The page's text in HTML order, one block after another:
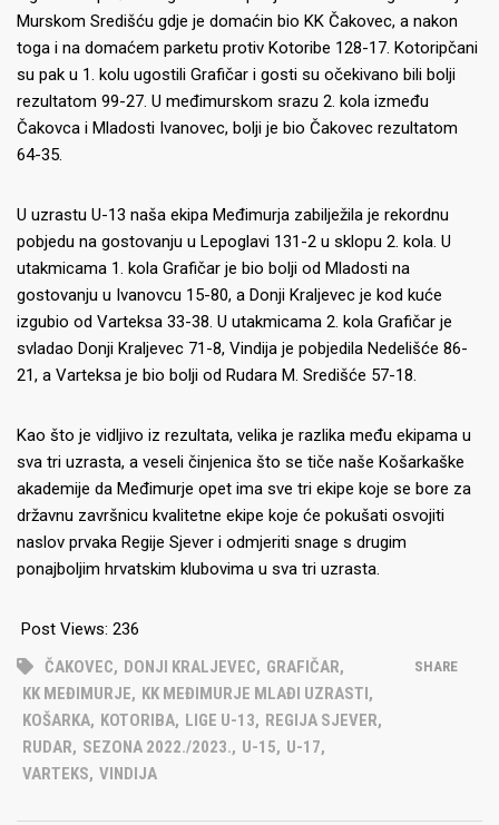
Murskom Središću gdje je domaćin bio KK Čakovec, a nakon
toga i na domaćem parketu protiv Kotoribe 128-17. Kotoripčani
su pak u 1. kolu ugostili Grafičar i gosti su očekivano bili bolji
rezultatom 99-27. U međimurskom srazu 2. kola između
Čakovca i Mladosti Ivanovec, bolji je bio Čakovec rezultatom
64-35.
U uzrastu U-13 naša ekipa Međimurja zabilježila je rekordnu
pobjedu na gostovanju u Lepoglavi 131-2 u sklopu 2. kola. U
utakmicama 1. kola Grafičar je bio bolji od Mladosti na
gostovanju u Ivanovcu 15-80, a Donji Kraljevec je kod kuće
izgubio od Varteksa 33-38. U utakmicama 2. kola Grafičar je
svladao Donji Kraljevec 71-8, Vindija je pobjedila Nedelišće 86-
21, a Varteksa je bio bolji od Rudara M. Središće 57-18.
Kao što je vidljivo iz rezultata, velika je razlika među ekipama u
sva tri uzrasta, a veseli činjenica što se tiče naše Košarkaške
akademije da Međimurje opet ima sve tri ekipe koje se bore za
državnu završnicu kvalitetne ekipe koje će pokušati osvojiti
naslov prvaka Regije Sjever i odmjeriti snage s drugim
ponajboljim hrvatskim klubovima u sva tri uzrasta.
Post Views: 236
ČAKOVEC, DONJI KRALJEVEC, GRAFIČAR,
KK MEĐIMURJE, KK MEĐIMURJE MLAĐI UZRASTI,
KOŠARKA, KOTORIBA, LIGE U-13, REGIJA SJEVER,
RUDAR, SEZONA 2022./2023., U-15, U-17,
VARTEKS, VINDIJA
SHARE